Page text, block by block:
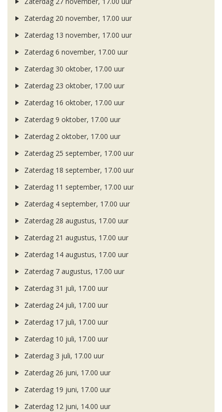
Zaterdag 20 november, 17.00 uur
Zaterdag 13 november, 17.00 uur
Zaterdag 6 november, 17.00 uur
Zaterdag 30 oktober, 17.00 uur
Zaterdag 23 oktober, 17.00 uur
Zaterdag 16 oktober, 17.00 uur
Zaterdag 9 oktober, 17.00 uur
Zaterdag 2 oktober, 17.00 uur
Zaterdag 25 september, 17.00 uur
Zaterdag 18 september, 17.00 uur
Zaterdag 11 september, 17.00 uur
Zaterdag 4 september, 17.00 uur
Zaterdag 28 augustus, 17.00 uur
Zaterdag 21 augustus, 17.00 uur
Zaterdag 14 augustus, 17.00 uur
Zaterdag 7 augustus, 17.00 uur
Zaterdag 31 juli, 17.00 uur
Zaterdag 24 juli, 17.00 uur
Zaterdag 17 juli, 17.00 uur
Zaterdag 10 juli, 17.00 uur
Zaterdag 3 juli, 17.00 uur
Zaterdag 26 juni, 17.00 uur
Zaterdag 19 juni, 17.00 uur
Zaterdag 12 juni, 14.00 uur